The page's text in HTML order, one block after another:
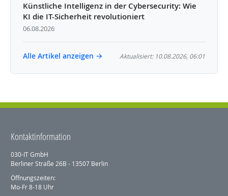
Künstliche Intelligenz in der Cybersecurity: Wie
KI die IT-Sicherheit revolutioniert
06.08.2026
Alle Artikel anzeigen → Aktualisiert: 10.08.2026, 06:01
Kontaktinformation
030-IT GmbH
Berliner Straße 26B - 13507 Berlin
Öffnungszeiten:
Mo-Fr 8-18 Uhr